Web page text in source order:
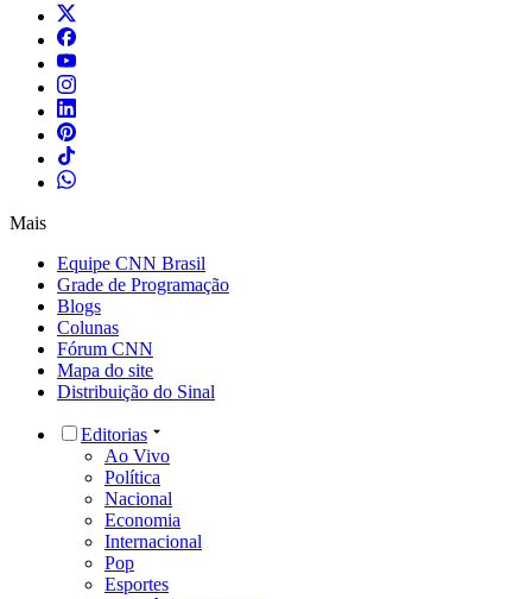
Mais
Equipe CNN Brasil
Grade de Programação
Blogs
Colunas
Fórum CNN
Mapa do site
Distribuição do Sinal
Editorias
Ao Vivo
Política
Nacional
Economia
Internacional
Pop
Esportes